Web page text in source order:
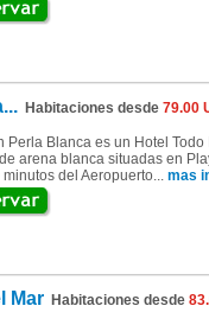
Habitaciones desde 79.00
Perla Blanca es un Hotel
arena blanca situadas en
del Aeropuerto... mas
MarHabitaciones desde